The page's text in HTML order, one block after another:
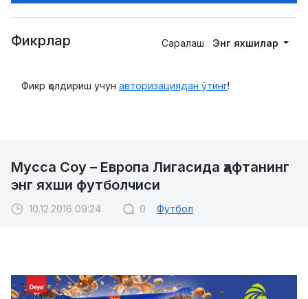
Фикрлар Саралаш Энг яхшилар
Фикр қолдириш учун авторизациядан ўтинг!
Мусса Соу – Европа Лигасида ҳафтанинг
энг яхши футболчиси
10.12.2016 09:24 0 Футбол